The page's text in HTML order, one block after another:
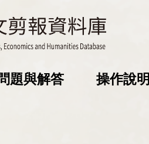
題與解答 操作說明